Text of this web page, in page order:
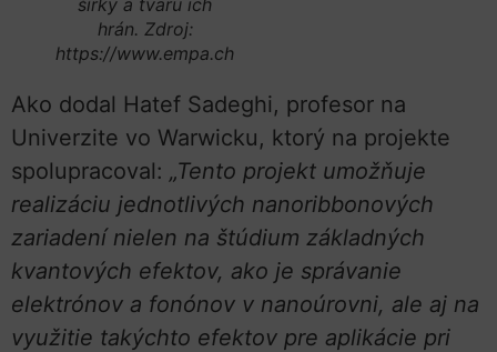
hrán. Zdroj:
https://www.empa.ch
Ako dodal Hatef Sadeghi, profesor na
Univerzite vo Warwicku, ktorý na projekte
spolupracoval: „Tento projekt umožňuje
realizáciu jednotlivých nanoribbonových
zariadení nielen na štúdium základných
kvantových efektov, ako je správanie
elektrónov a fonónov v nanoúrovni, ale aj na
využitie takýchto efektov pre aplikácie pri